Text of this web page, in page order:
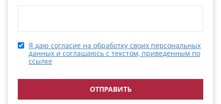
Я даю согласие на обработку своих персональных
данных и соглашаюсь с текстом, приведенным по
ссылке